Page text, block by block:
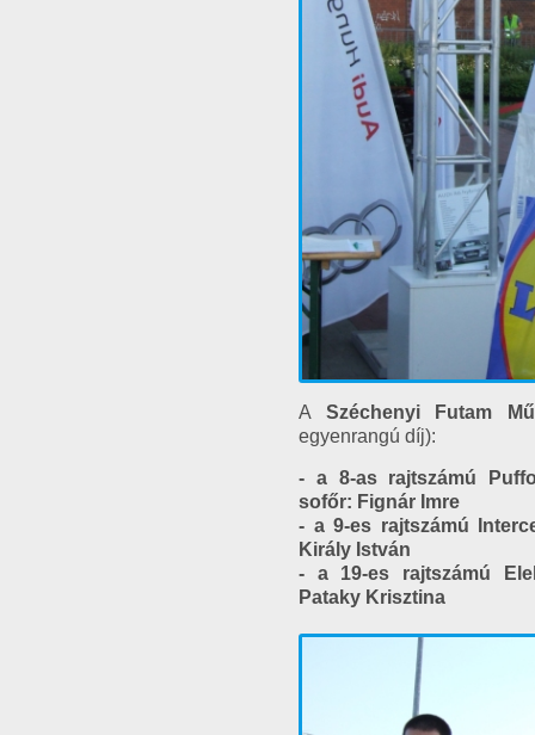
A Széchenyi Futam
egyenrangú díj):
- a 8-as rajtszámú
sofőr: Fignár Imre
- a 9-es rajtszámú
Király István
- a 19-es rajtszámú
Pataky Krisztina